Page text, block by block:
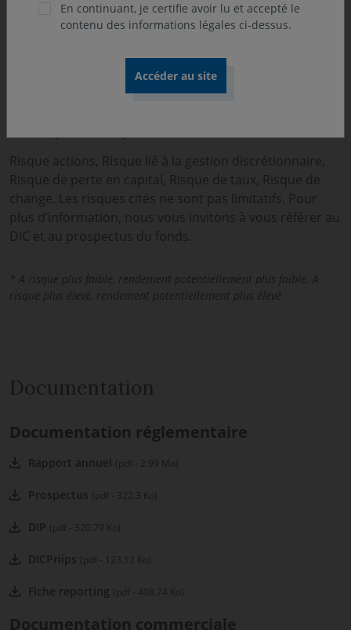
japonais par le biais d’une gestion active. A des fins de
comparaison des performances, l’indice MSCI Japan
l’investisseur à titre informatif et a posteriori.
Risque actions, Risque lié à la gestion discrétionnaire,
Risque de perte en capital, Risque de taux, Risque de
change. Les risques cités ne sont pas limitatifs. Pour
plus d’information, nous vous invitons à vous référer au
DIC et au prospectus du fonds.
* A risque plus faible, rendement potentiellement plus faible. A
risque plus élevé, rendement potentiellement plus élevé
Documentation
Documentation réglementaire
Rapport annuel (pdf - 2.99 Mo)
Prospectus (pdf - 322.3 Ko)
DIP (pdf - 320.79 Ko)
DICPriips (pdf - 123.12 Ko)
Fiche reporting (pdf - 408.74 Ko)
Documentation commerciale
En continuant, je certifie avoir lu et accepté le
contenu des informations légales ci-dessus.